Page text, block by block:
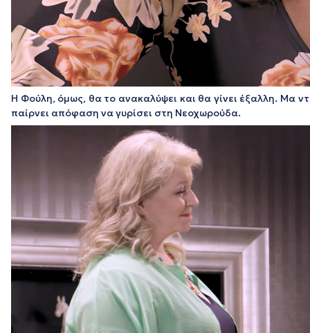
Η Φούλη, όμως, θα το ανακαλύψει και θα γίνει έξαλλη. Μα
παίρνει απόφαση να γυρίσει στη Νεοχωρούδα.